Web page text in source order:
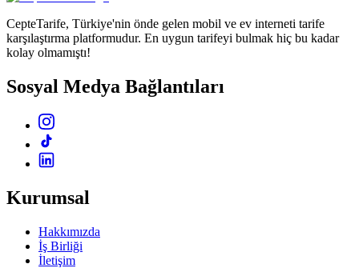
CepteTarife, Türkiye'nin önde gelen mobil ve ev interneti tarife
karşılaştırma platformudur. En uygun tarifeyi bulmak hiç bu kadar
kolay olmamıştı!
Sosyal Medya Bağlantıları
Kurumsal
Hakkımızda
İş Birliği
İletişim